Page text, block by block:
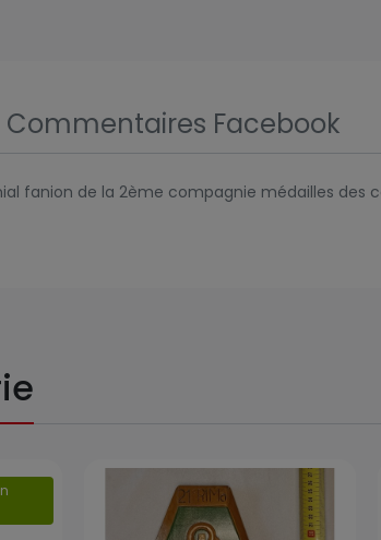
Commentaires Facebook
fanion de la 2ème compagnie médailles des